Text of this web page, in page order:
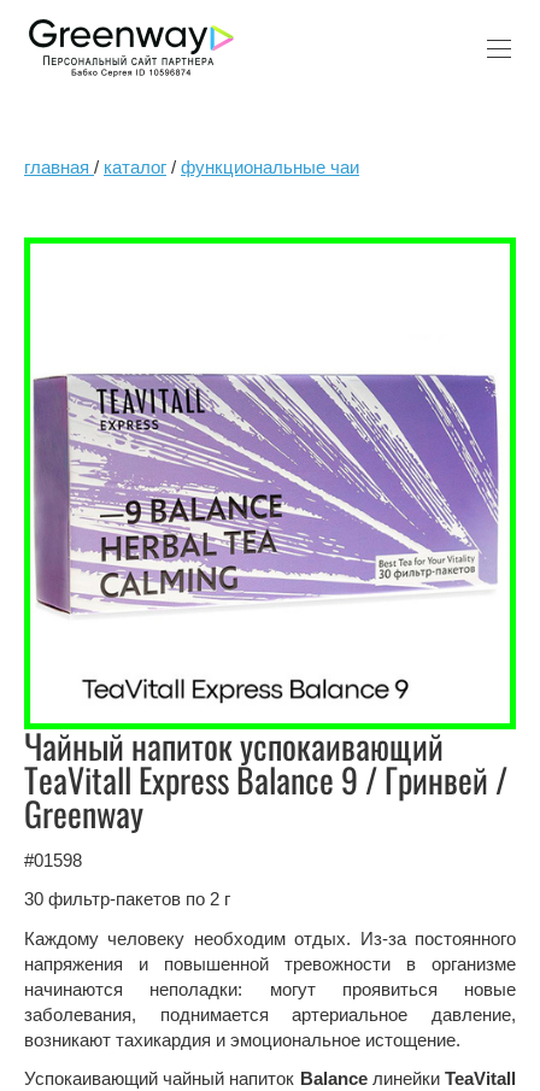
главная / каталог / функциональные чаи
Чайный напиток успокаивающий
TeaVitall Express Balance 9 / Гринвей /
Greenway
#01598
30 фильтр-пакетов по 2 г
Каждому человеку необходим отдых. Из-за постоянного
напряжения и повышенной тревожности в организме
начинаются неполадки: могут проявиться новые
заболевания, поднимается артериальное давление,
возникают тахикардия и эмоциональное истощение.
Успокаивающий чайный напиток BalanceлинейкиTeaVitall